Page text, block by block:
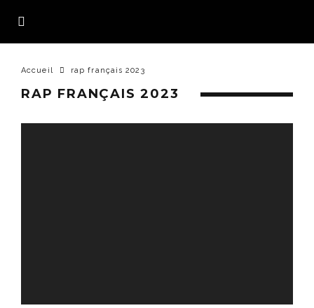
Accueil rap français 2023
RAP FRANÇAIS 2023